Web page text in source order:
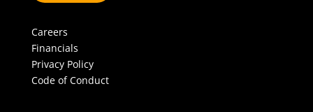
Careers
Financials
Privacy Policy
Code of Conduct